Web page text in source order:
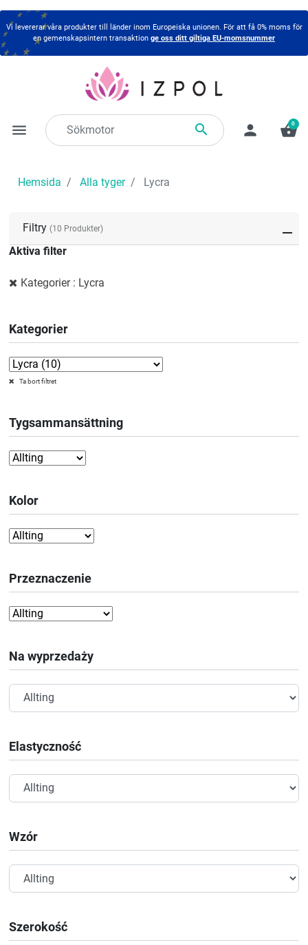
Vi levererar våra produkter till länder inom Europeiska unionen. För att få 0% moms för
en gemenskapsintern transaktion ge oss ditt giltiga EU-momsnummer
menu  person shopping_basket
0
Hemsida Alla tyger Lycra
Filtry (10 Produkter)
Aktiva filter
Kategorier : Lycra
Kategorier
Ta bort filtret
Tygsammansättning
Kolor
Przeznaczenie
Na wyprzedaży
Elastyczność
Wzór
Szerokość